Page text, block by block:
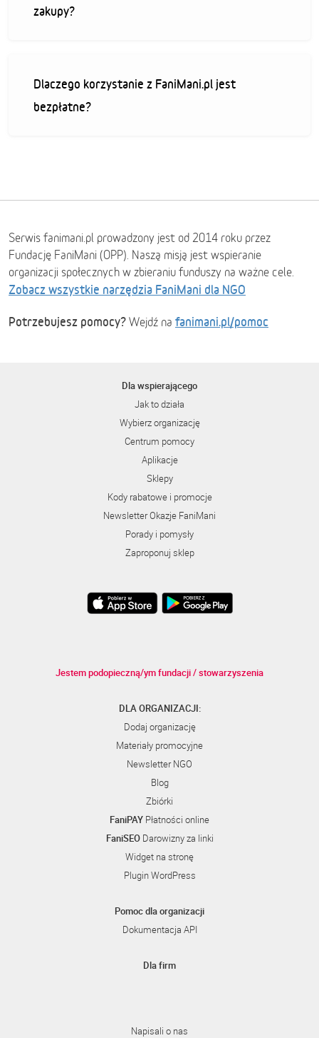
zakupy?
Dlaczego korzystanie z FaniMani.pl jest
bezpłatne?
Serwis fanimani.pl prowadzony jest od 2014 roku przez
Fundację FaniMani (OPP). Naszą misją jest wspieranie
organizacji społecznych w zbieraniu funduszy na ważne cele.
Zobacz wszystkie narzędzia FaniMani dla NGO
Potrzebujesz pomocy? Wejdź na fanimani.pl/pomoc
Dla wspierającego
Jak to działa
Wybierz organizację
Centrum pomocy
Aplikacje
Sklepy
Kody rabatowe i promocje
Newsletter Okazje FaniMani
Porady i pomysły
Zaproponuj sklep
Jestem podopieczną/ym fundacji / stowarzyszenia
DLA ORGANIZACJI:
Dodaj organizację
Materiały promocyjne
Newsletter NGO
Blog
Zbiórki
FaniPAY Płatności online
FaniSEODarowizny za linki
Widget na stronę
Plugin WordPress
Pomoc dla organizacji
Dokumentacja API
Dla firm
Napisali o nas